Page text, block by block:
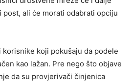
post, ali će morati odabrati opciju
koji pokušaju da podele
kao lažan. Pre nego što objave
da su provjerivači činjenica